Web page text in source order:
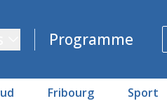
Programme
Fribourg Sport